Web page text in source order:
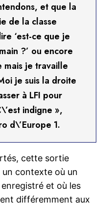
et que la
de la classe
‘est-ce que je
?’ ou encore
mais je travaille
je suis la droite
à LFI pour
indigne »,
d\’Europe 1.
cette sortie
contexte où un
et où les
différemment aux